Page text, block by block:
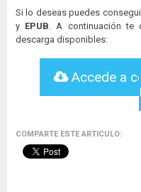
Si lo deseas puedes
y EPUB . A continuación
descarga disponibles:
Accede a
COMPARTE ESTE ARTICULO: